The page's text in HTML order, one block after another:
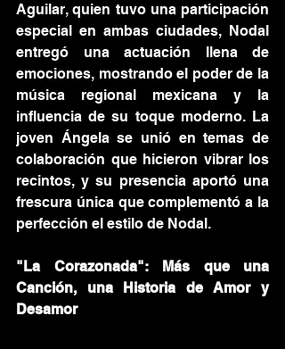
Aguilar, quien tuvo una participación
especial en ambas ciudades, Nodal
entregó una actuación llena de
emociones, mostrando el poder de la
música regional mexicana y la
influencia de su toque moderno. La
joven Ángela se unió en temas de
colaboración que hicieron vibrar los
recintos, y su presencia aportó una
frescura única que complementó a la
perfección el estilo de Nodal.
"La Corazonada": Más que una
Canción, una Historia de Amor y
Desamor